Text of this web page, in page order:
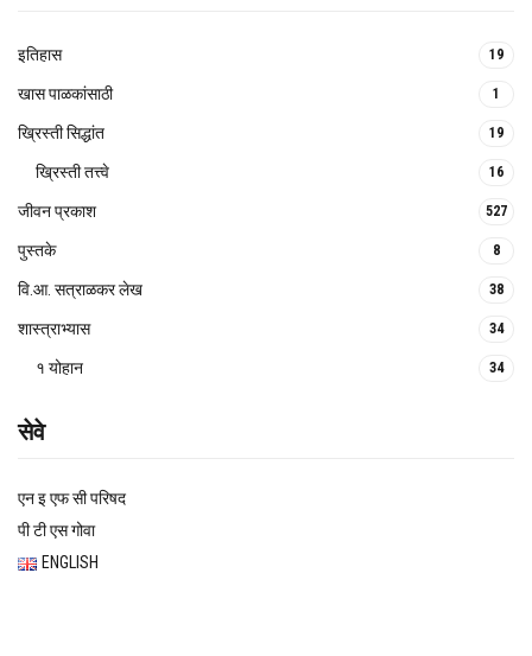
इतिहास 19
खास पाळकांसाठी 1
ख्रिस्ती सिद्धांत 19
ख्रिस्ती तत्त्वे 16
जीवन प्रकाश 527
पुस्तके 8
वि.आ. सत्राळकर लेख 38
शास्त्राभ्यास 34
१ योहान 34
सेवे
एन इ एफ सी परिषद
पी टी एस गोवा
ENGLISH